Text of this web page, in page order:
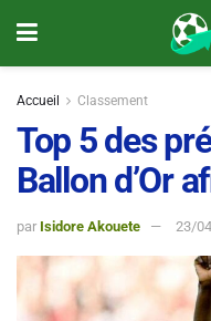
Accueil Classement
Top 5 des
Ballon d’Or
par Isidore Akouete 23/